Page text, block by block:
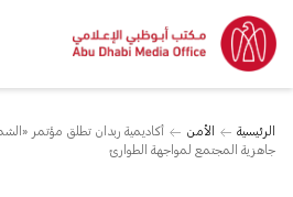
الرئيسية الأمن
أكاديمية ربدان تطلق مؤتمر
جاهزية المجتمع لمواجهة الطوارئ